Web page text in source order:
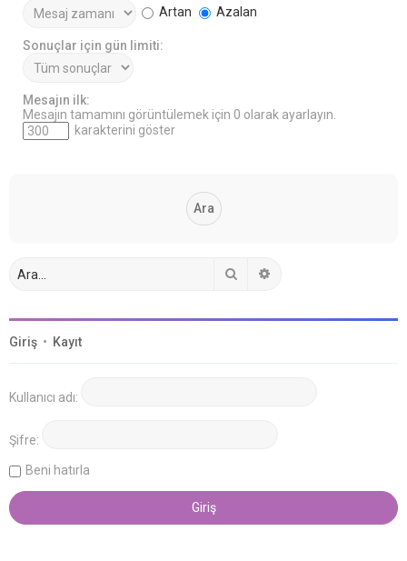
Artan
Azalan
Sonuçlar için gün limiti:
Mesajın ilk:
Mesajın tamamını görüntülemek için 0 olarak ayarlayın.
karakterini göster
Giriş • Kayıt
Kullanıcı adı:
Şifre:
Beni hatırla